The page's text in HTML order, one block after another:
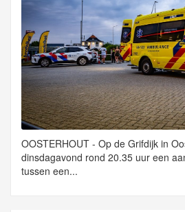
OOSTERHOUT - Op de Grifdijk in
dinsdagavond rond 20.35 uur een
tussen een...